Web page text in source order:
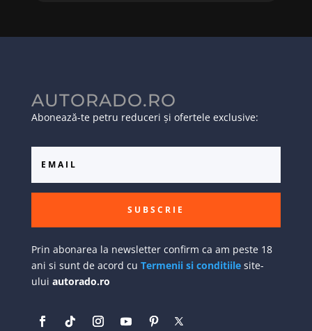
AUTORADO.RO
Abonează-te petru reduceri și ofertele exclusive:
SUBSCRIE
Prin abonarea la newsletter confirm ca am peste 18
ani si sunt de acord cu Termenii si conditiilesite-
ului autorado.ro